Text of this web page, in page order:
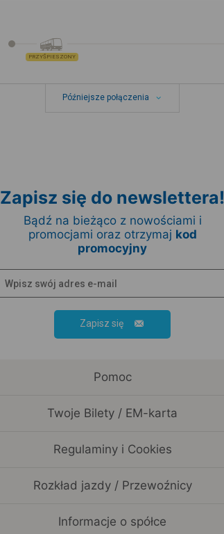
PRZYŚPIESZONY
Późniejsze połączenia
Zapisz się do newslettera!
Bądź na bieżąco z nowościami i
promocjami oraz otrzymaj kod
promocyjny
Zapisz się
Pomoc
Twoje Bilety / EM-karta
Regulaminy i Cookies
Rozkład jazdy / Przewoźnicy
Informacje o spółce